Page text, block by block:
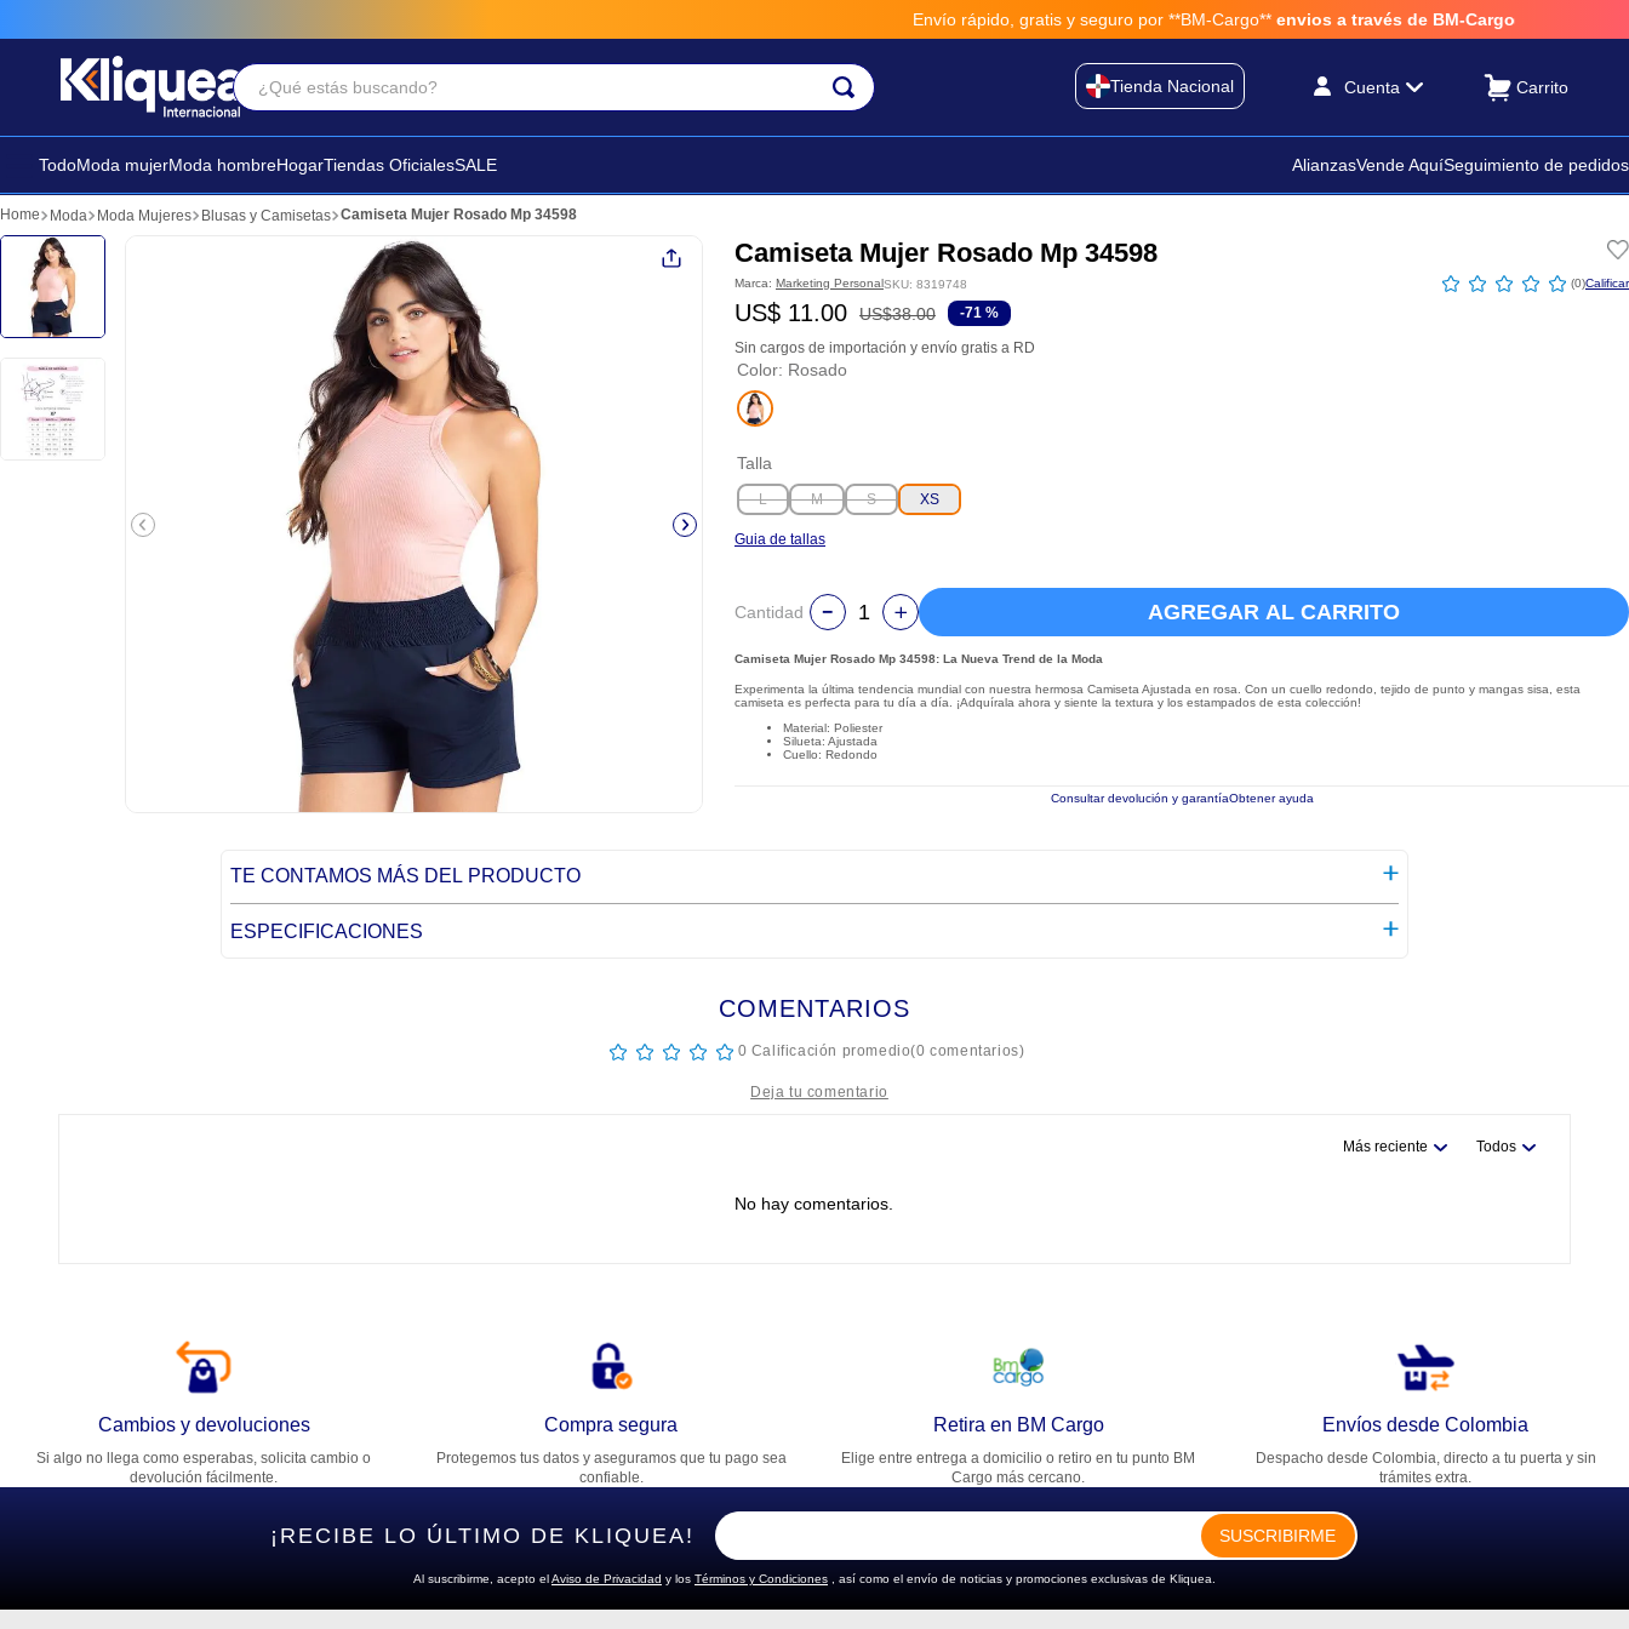
Envío rápido, gratis y seguro por **BM-Cargo** envios a través de BM-Cargo
¿Qué estás buscando?
Tienda Nacional Cuenta
TodoModa mujerModa hombreHogarTiendas OficialesSALE AlianzasVende AquíSeguimiento de pedidos
Moda Moda Mujeres Blusas y Camisetas Camiseta Mujer Rosado Mp 34598
Camiseta Mujer Rosado Mp 34598
Marca: Marketing PersonalSKU: 8319748 ☆ ☆ ☆ ☆ ☆ (0)
US$ 11.00 US$38.00 -71 %
Sin cargos de importación y envío gratis a RD
Color: Rosado
Talla
L M S XS
Guia de tallas
Cantidad AGREGAR AL CARRITO
Camiseta Mujer Rosado Mp 34598: La Nueva Trend de la Moda
Experimenta la última tendencia mundial con nuestra hermosa Camiseta Ajustada en rosa. Con un cuello redondo, tejido de punto y mangas sisa, esta
camiseta es perfecta para tu día a día. ¡Adquírala ahora y siente la textura y los estampados de esta colección!
Material: Poliester
Silueta: Ajustada
Cuello: Redondo
Consultar devolución y garantíaObtener ayuda
TE CONTAMOS MÁS DEL PRODUCTO
ESPECIFICACIONES
COMENTARIOS
☆ ☆ ☆ ☆ ☆ 0 Calificación promedio(0 comentarios)
Dirección de email
Escribe un comentario
Más reciente Todos
No hay comentarios.
Cambios y devoluciones
Si algo no llega como esperabas, solicita cambio o
devolución fácilmente.
Compra segura
Protegemos tus datos y aseguramos que tu pago sea
confiable.
Retira en BM Cargo
Elige entre entrega a domicilio o retiro en tu punto BM
Cargo más cercano.
Envíos desde Colombia
Despacho desde Colombia, directo a tu puerta y sin
trámites extra.
¡RECIBE LO ÚLTIMO DE KLIQUEA! SUSCRIBIRME
Al suscribirme, acepto elAviso de Privacidad y los Términos y Condiciones , así como el envío de noticias y promociones exclusivas de Kliquea.
Términos Más Buscados
2. futbol